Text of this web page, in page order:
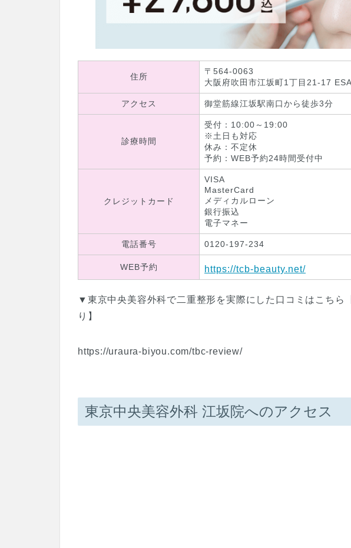
住所
〒564-0063
大阪府吹田市江坂町1丁目21-17
アクセス 御堂筋線江坂駅南口から徒歩3分
診療時間
受付：10:00～19:00
※土日も対応
休み：不定休
予約：WEB予約24時間受付中
クレジットカード
VISA
MasterCard
メディカルローン
銀行振込
電子マネー
電話番号 0120-197-234
WEB予約 https://tcb-beauty.net/
▼東京中央美容外科で二重整形を実際にした口コミはこちら
り】
https://uraura-biyou.com/tbc-review/
東京中央美容外科 江坂院へのアクセス